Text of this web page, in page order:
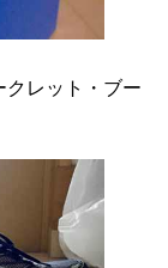
クレット・ブー